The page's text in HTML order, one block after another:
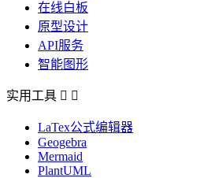
在线白板
原型设计
API服务
智能图形
实用工具  
LaTex公式编辑器
Geogebra
Mermaid
PlantUML